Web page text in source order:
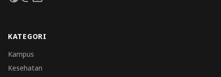
KATEGORI
Kampus
Kesehatan